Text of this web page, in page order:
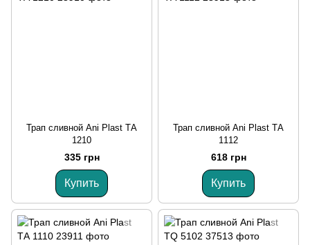
Трап сливной Ani Plast ТА
1210
335 грн
Купить
Трап сливной Ani Plast ТА
1112
618 грн
Купить